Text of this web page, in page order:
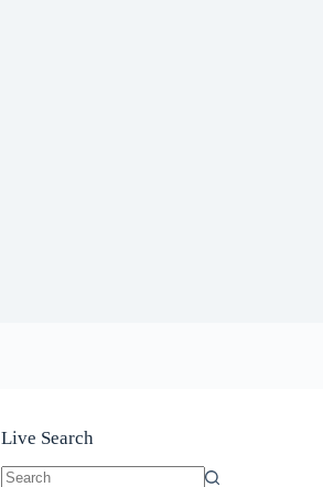
Live Search